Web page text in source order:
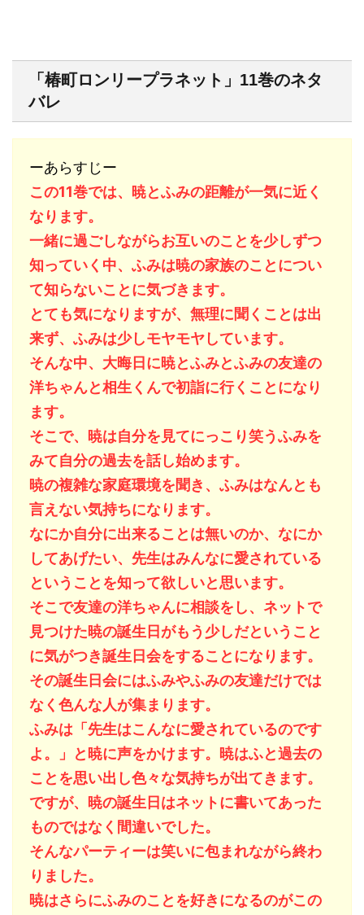
「椿町ロンリープラネット」11巻のネタ
バレ
ーあらすじー
この11巻では、暁とふみの距離が一気に近く
なります。
一緒に過ごしながらお互いのことを少しずつ
知っていく中、ふみは暁の家族のことについ
て知らないことに気づきます。
とても気になりますが、無理に聞くことは出
来ず、ふみは少しモヤモヤしています。
そんな中、大晦日に暁とふみとふみの友達の
洋ちゃんと相生くんで初詣に行くことになり
ます。
そこで、暁は自分を見てにっこり笑うふみを
みて自分の過去を話し始めます。
暁の複雑な家庭環境を聞き、ふみはなんとも
言えない気持ちになります。
なにか自分に出来ることは無いのか、なにか
してあげたい、先生はみんなに愛されている
ということを知って欲しいと思います。
そこで友達の洋ちゃんに相談をし、ネットで
見つけた暁の誕生日がもう少しだということ
に気がつき誕生日会をすることになります。
その誕生日会にはふみやふみの友達だけでは
なく色んな人が集まります。
ふみは「先生はこんなに愛されているのです
よ。」と暁に声をかけます。暁はふと過去の
ことを思い出し色々な気持ちが出てきます。
ですが、暁の誕生日はネットに書いてあった
ものではなく間違いでした。
そんなパーティーは笑いに包まれながら終わ
りました。
暁はさらにふみのことを好きになるのがこの